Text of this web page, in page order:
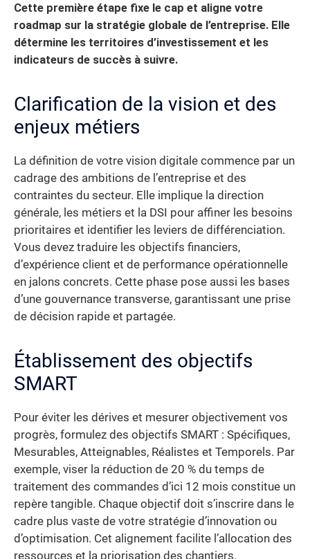
Cette première étape fixe le cap et aligne votre
roadmap sur la stratégie globale de l’entreprise. Elle
détermine les territoires d’investissement et les
indicateurs de succès à suivre.
Clarification de la vision et des
enjeux métiers
La définition de votre vision digitale commence par un
cadrage des ambitions de l’entreprise et des
contraintes du secteur. Elle implique la direction
générale, les métiers et la DSI pour affiner les besoins
prioritaires et identifier les leviers de différenciation.
Vous devez traduire les objectifs financiers,
d’expérience client et de performance opérationnelle
en jalons concrets. Cette phase pose aussi les bases
d’une gouvernance transverse, garantissant une prise
de décision rapide et partagée.
Établissement des objectifs
SMART
Pour éviter les dérives et mesurer objectivement vos
progrès, formulez des objectifs SMART : Spécifiques,
Mesurables, Atteignables, Réalistes et Temporels. Par
exemple, viser la réduction de 20 % du temps de
traitement des commandes d’ici 12 mois constitue un
repère tangible. Chaque objectif doit s’inscrire dans le
cadre plus vaste de votre stratégie d’innovation ou
d’optimisation. Cet alignement facilite l’allocation des
ressources et la priorisation des chantiers.